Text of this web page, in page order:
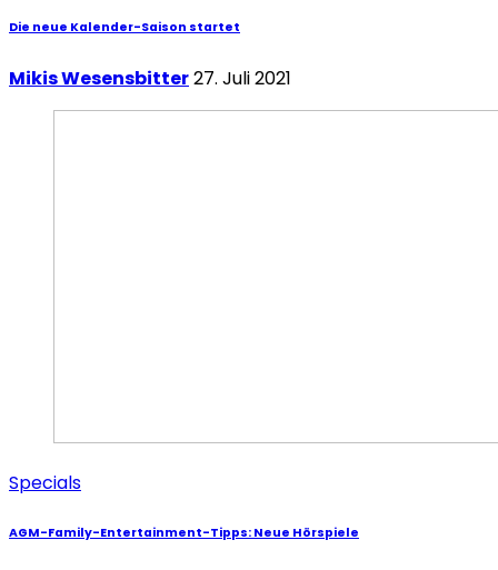
Die neue Kalender-Saison startet
Mikis Wesensbitter27. Juli 2021
Specials
AGM-Family-Entertainment-Tipps: Neue Hörspiele